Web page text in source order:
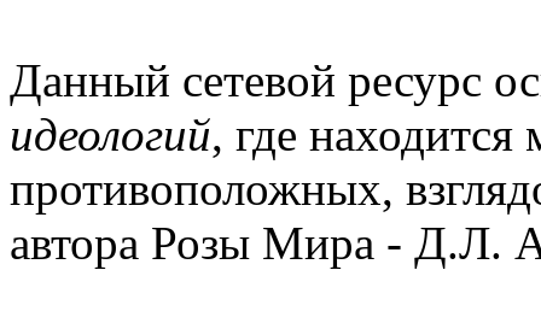
Данный сетевой ресурс
идеологий, где находится
противоположных,
автора Розы Мира - Д.Л.